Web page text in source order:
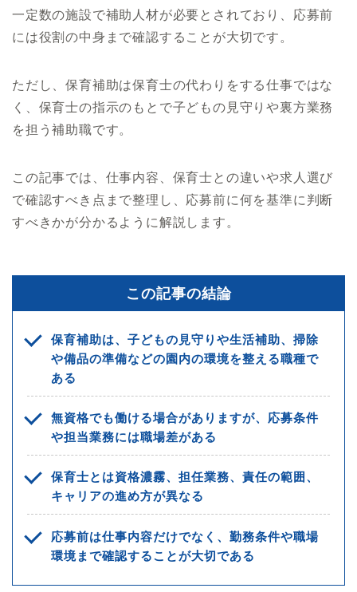
一定数の施設で補助人材が必要とされており、応募前
には役割の中身まで確認することが大切です。
ただし、保育補助は保育士の代わりをする仕事ではな
く、保育士の指示のもとで子どもの見守りや裏方業務
を担う補助職です。
この記事では、仕事内容、保育士との違いや求人選び
で確認すべき点まで整理し、応募前に何を基準に判断
すべきかが分かるように解説します。
この記事の結論
保育補助は、子どもの見守りや生活補助、掃除
や備品の準備などの園内の環境を整える職種で
ある
無資格でも働ける場合がありますが、応募条件
や担当業務には職場差がある
保育士とは資格濃霧、担任業務、責任の範囲、
キャリアの進め方が異なる
応募前は仕事内容だけでなく、勤務条件や職場
環境まで確認することが大切である